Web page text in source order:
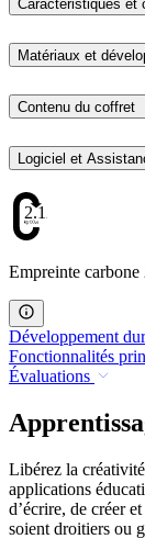
Caractéristiques et
Matériaux et
Contenu du coffret
Logiciel et
2.12
Empreinte
Développement
Fonctionnalités
Évaluations
Libérez la
applications
d’écrire, de créer
soient droitiers ou